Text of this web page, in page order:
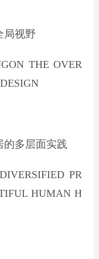
局视野
THE OVER
的多层面实践
PR
HUMAN H